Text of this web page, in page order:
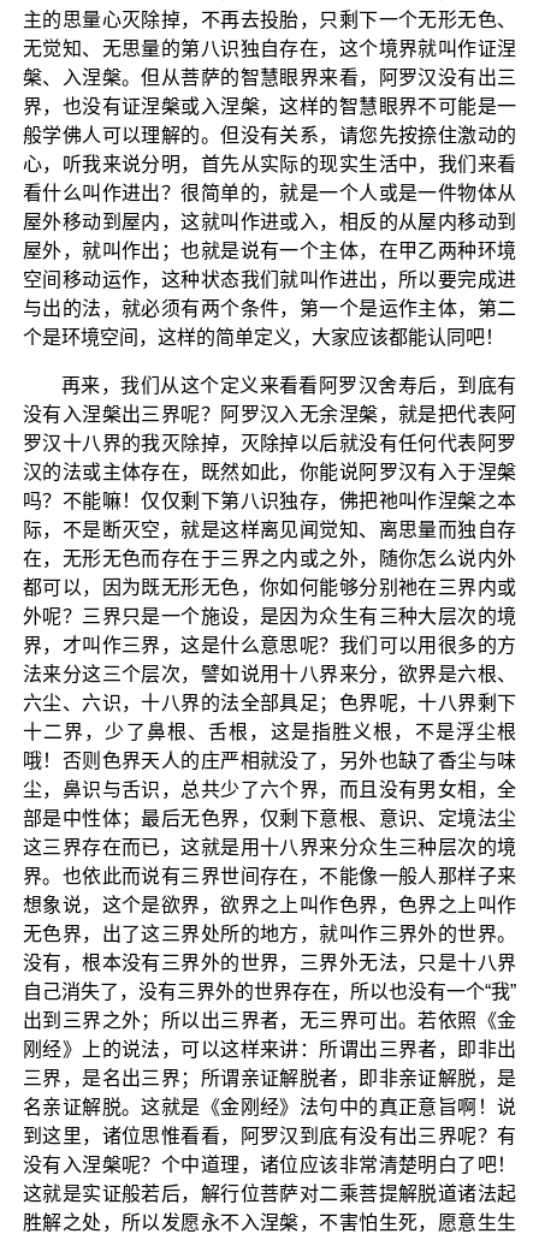
主的思量心灭除掉，不再去投胎，只剩下一个无形无色、
无觉知、无思量的第八识独自存在，这个境界就叫作证涅
槃、入涅槃。但从菩萨的智慧眼界来看，阿罗汉没有出三
界，也没有证涅槃或入涅槃，这样的智慧眼界不可能是一
般学佛人可以理解的。但没有关系，请您先按捺住激动的
心，听我来说分明，首先从实际的现实生活中，我们来看
看什么叫作进出？很简单的，就是一个人或是一件物体从
屋外移动到屋内，这就叫作进或入，相反的从屋内移动到
屋外，就叫作出；也就是说有一个主体，在甲乙两种环境
空间移动运作，这种状态我们就叫作进出，所以要完成进
与出的法，就必须有两个条件，第一个是运作主体，第二
个是环境空间，这样的简单定义，大家应该都能认同吧！
再来，我们从这个定义来看看阿罗汉舍寿后，到底有
没有入涅槃出三界呢？阿罗汉入无余涅槃，就是把代表阿
罗汉十八界的我灭除掉，灭除掉以后就没有任何代表阿罗
汉的法或主体存在，既然如此，你能说阿罗汉有入于涅槃
吗？不能嘛！仅仅剩下第八识独存，佛把祂叫作涅槃之本
际，不是断灭空，就是这样离见闻觉知、离思量而独自存
在，无形无色而存在于三界之内或之外，随你怎么说内外
都可以，因为既无形无色，你如何能够分别祂在三界内或
外呢？三界只是一个施设，是因为众生有三种大层次的境
界，才叫作三界，这是什么意思呢？我们可以用很多的方
法来分这三个层次，譬如说用十八界来分，欲界是六根、
六尘、六识，十八界的法全部具足；色界呢，十八界剩下
十二界，少了鼻根、舌根，这是指胜义根，不是浮尘根
哦！否则色界天人的庄严相就没了，另外也缺了香尘与味
尘，鼻识与舌识，总共少了六个界，而且没有男女相，全
部是中性体；最后无色界，仅剩下意根、意识、定境法尘
这三界存在而已，这就是用十八界来分众生三种层次的境
界。也依此而说有三界世间存在，不能像一般人那样子来
想象说，这个是欲界，欲界之上叫作色界，色界之上叫作
无色界，出了这三界处所的地方，就叫作三界外的世界。
没有，根本没有三界外的世界，三界外无法，只是十八界
自己消失了，没有三界外的世界存在，所以也没有一个“我”
出到三界之外；所以出三界者，无三界可出。若依照《金
刚经》上的说法，可以这样来讲：所谓出三界者，即非出
三界，是名出三界；所谓亲证解脱者，即非亲证解脱，是
名亲证解脱。这就是《金刚经》法句中的真正意旨啊！说
到这里，诸位思惟看看，阿罗汉到底有没有出三界呢？有
没有入涅槃呢？个中道理，诸位应该非常清楚明白了吧！
这就是实证般若后，解行位菩萨对二乘菩提解脱道诸法起
胜解之处，所以发愿永不入涅槃，不害怕生死，愿意生生